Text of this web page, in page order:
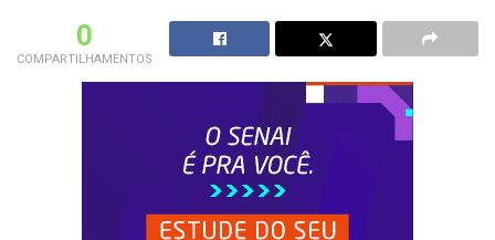
0
COMPARTILHAMENTOS